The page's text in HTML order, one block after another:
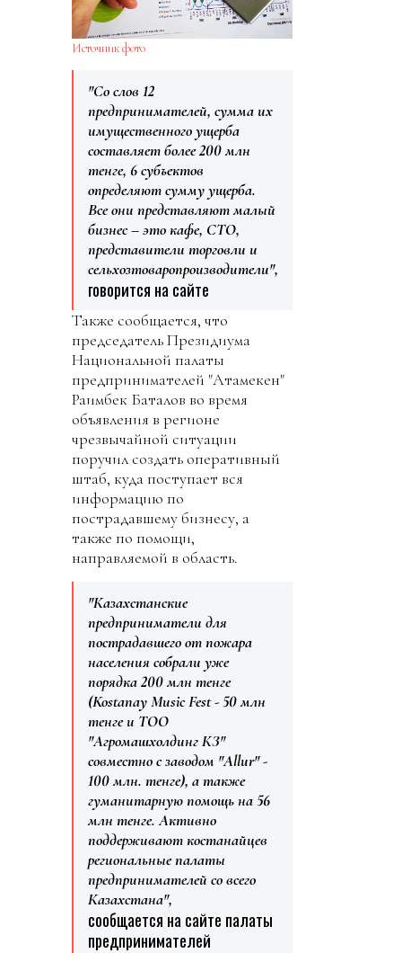
Источник фото
"Со слов 12
предпринимателей, сумма их
имущественного ущерба
составляет более 200 млн
тенге, 6 субъектов
определяют сумму ущерба.
Все они представляют малый
бизнес – это кафе, СТО,
представители торговли и
сельхозтоваропроизводители",
говорится на сайте
Также сообщается, что
председатель Президиума
Национальной палаты
предпринимателей "Атамекен"
Раимбек Баталов во время
объявления в регионе
чрезвычайной ситуации
поручил создать оперативный
штаб, куда поступает вся
информацию по
пострадавшему бизнесу, а
также по помощи,
направляемой в область.
"Казахстанские
предприниматели для
пострадавшего от пожара
населения собрали уже
порядка 200 млн тенге
(Kostanay Music Fest - 50 млн
тенге и ТОО
"Агромашхолдинг КЗ"
совместно с заводом "Allur" -
100 млн. тенге), а также
гуманитарную помощь на 56
млн тенге. Активно
поддерживают костанайцев
региональные палаты
предпринимателей со всего
Казахстана",
сообщается на сайте палаты
предпринимателей